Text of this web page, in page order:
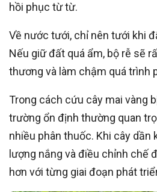
hồi phục từ từ.
Về nước tưới, chỉ nên tưới khi
Nếu giữ đất quá ẩm, bộ rễ sẽ
thương và làm chậm quá trình
Trong cách cứu cây mai vàng
trường ổn định thường quan
nhiều phân thuốc. Khi cây dần
lượng nắng và điều chỉnh chế
hơn với từng giai đoạn phát